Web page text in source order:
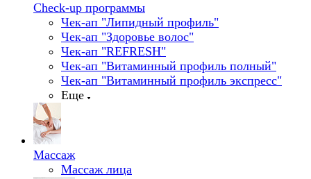
Check-up программы
Чек-ап "Липидный профиль"
Чек-ап "Здоровье волос"
Чек-ап "REFRESH"
Чек-ап "Витаминный профиль полный"
Чек-ап "Витаминный профиль экспресс"
Еще
Массаж
Массаж лица